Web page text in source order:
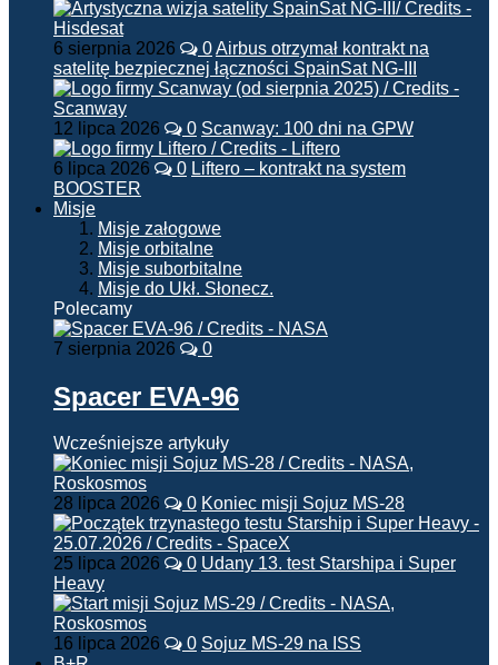
6 sierpnia 2026 0Airbus otrzymał kontrakt na
satelitę bezpiecznej łączności SpainSat NG-III
12 lipca 2026 0 Scanway: 100 dni na GPW
6 lipca 2026 0 Liftero – kontrakt na system
BOOSTER
Misje
Misje załogowe
Misje orbitalne
Misje suborbitalne
Misje do Ukł. Słonecz.
Polecamy
7 sierpnia 2026 0
Spacer EVA-96
Wcześniejsze artykuły
28 lipca 2026 0 Koniec misji Sojuz MS-28
25 lipca 2026 0 Udany 13. test Starshipa i Super
Heavy
16 lipca 2026 0 Sojuz MS-29 na ISS